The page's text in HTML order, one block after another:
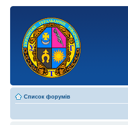
Список форумів